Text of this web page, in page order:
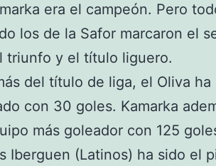
era el campeón. Pero
los de la Safor marcaron el
triunfo y el título liguero.
del título de liga, el Oliva
con 30 goles. Kamarka
más goleador con 125
Iberguen (Latinos) ha sido el